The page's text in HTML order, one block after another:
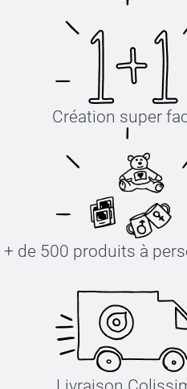
Création super
+ de 500 produits à